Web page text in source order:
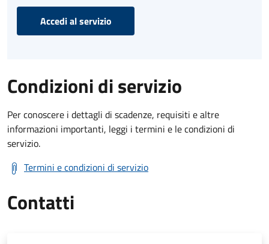
Accedi al servizio
Condizioni di servizio
Per conoscere i dettagli di scadenze, requisiti e altre
informazioni importanti, leggi i termini e le condizioni di
servizio.
Termini e condizioni di servizio
Contatti